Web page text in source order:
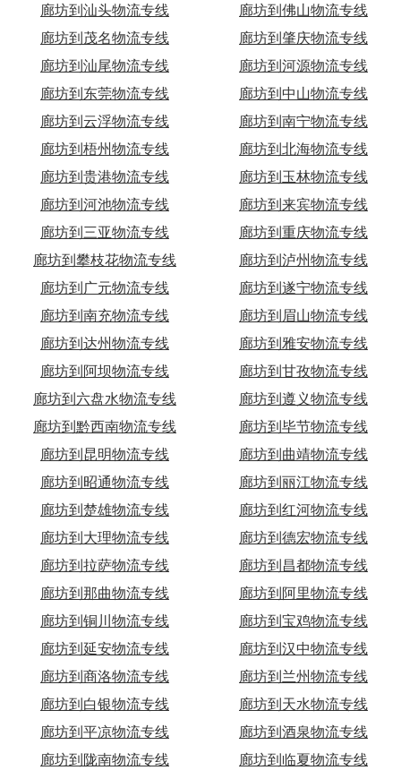
廊坊到汕头物流专线
廊坊到佛山物流专线
廊坊到茂名物流专线
廊坊到肇庆物流专线
廊坊到汕尾物流专线
廊坊到河源物流专线
廊坊到东莞物流专线
廊坊到中山物流专线
廊坊到云浮物流专线
廊坊到南宁物流专线
廊坊到梧州物流专线
廊坊到北海物流专线
廊坊到贵港物流专线
廊坊到玉林物流专线
廊坊到河池物流专线
廊坊到来宾物流专线
廊坊到三亚物流专线
廊坊到重庆物流专线
廊坊到攀枝花物流专线
廊坊到泸州物流专线
廊坊到广元物流专线
廊坊到遂宁物流专线
廊坊到南充物流专线
廊坊到眉山物流专线
廊坊到达州物流专线
廊坊到雅安物流专线
廊坊到阿坝物流专线
廊坊到甘孜物流专线
廊坊到六盘水物流专线
廊坊到遵义物流专线
廊坊到黔西南物流专线
廊坊到毕节物流专线
廊坊到昆明物流专线
廊坊到曲靖物流专线
廊坊到昭通物流专线
廊坊到丽江物流专线
廊坊到楚雄物流专线
廊坊到红河物流专线
廊坊到大理物流专线
廊坊到德宏物流专线
廊坊到拉萨物流专线
廊坊到昌都物流专线
廊坊到那曲物流专线
廊坊到阿里物流专线
廊坊到铜川物流专线
廊坊到宝鸡物流专线
廊坊到延安物流专线
廊坊到汉中物流专线
廊坊到商洛物流专线
廊坊到兰州物流专线
廊坊到白银物流专线
廊坊到天水物流专线
廊坊到平凉物流专线
廊坊到酒泉物流专线
廊坊到陇南物流专线
廊坊到临夏物流专线